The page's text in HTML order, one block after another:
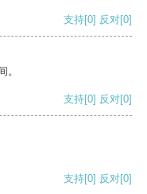
支持[0] 反对[0]
。
支持[0] 反对[0]
支持[0] 反对[0]